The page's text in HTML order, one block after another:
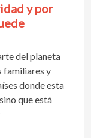
y por
del planeta
familiares y
donde esta
que está